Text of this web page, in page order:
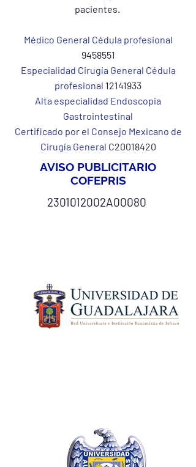
pacientes.
Médico General Cédula profesional
9458551
Especialidad Cirugía General Cédula
profesional 12141933
Alta especialidad Endoscopia
Gastrointestinal
Certificado por el Consejo Mexicano de
Cirugía General C20018420
AVISO PUBLICITARIO
COFEPRIS
2301012002A00080